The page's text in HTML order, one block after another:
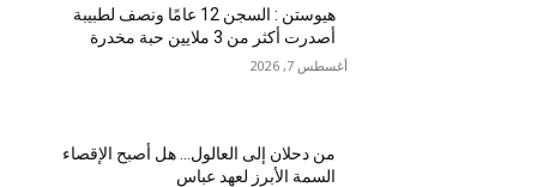
هيوستن : السجن 12 عامًا ونصف لطبيبة
أصدرت أكثر من 3 ملايين حبة مخدرة
أغسطس 7, 2026
من دحلان إلى العالول… هل أصبح الإقصاء
السمة الأبرز لعهد عباس